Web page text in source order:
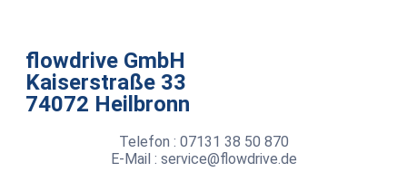
flowdrive GmbH
Kaiserstraße 33
74072 Heilbronn
Telefon : 07131 38 50 870
E-Mail : service@flowdrive.de